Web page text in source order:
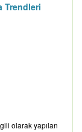
Trendleri
olarak yapılan